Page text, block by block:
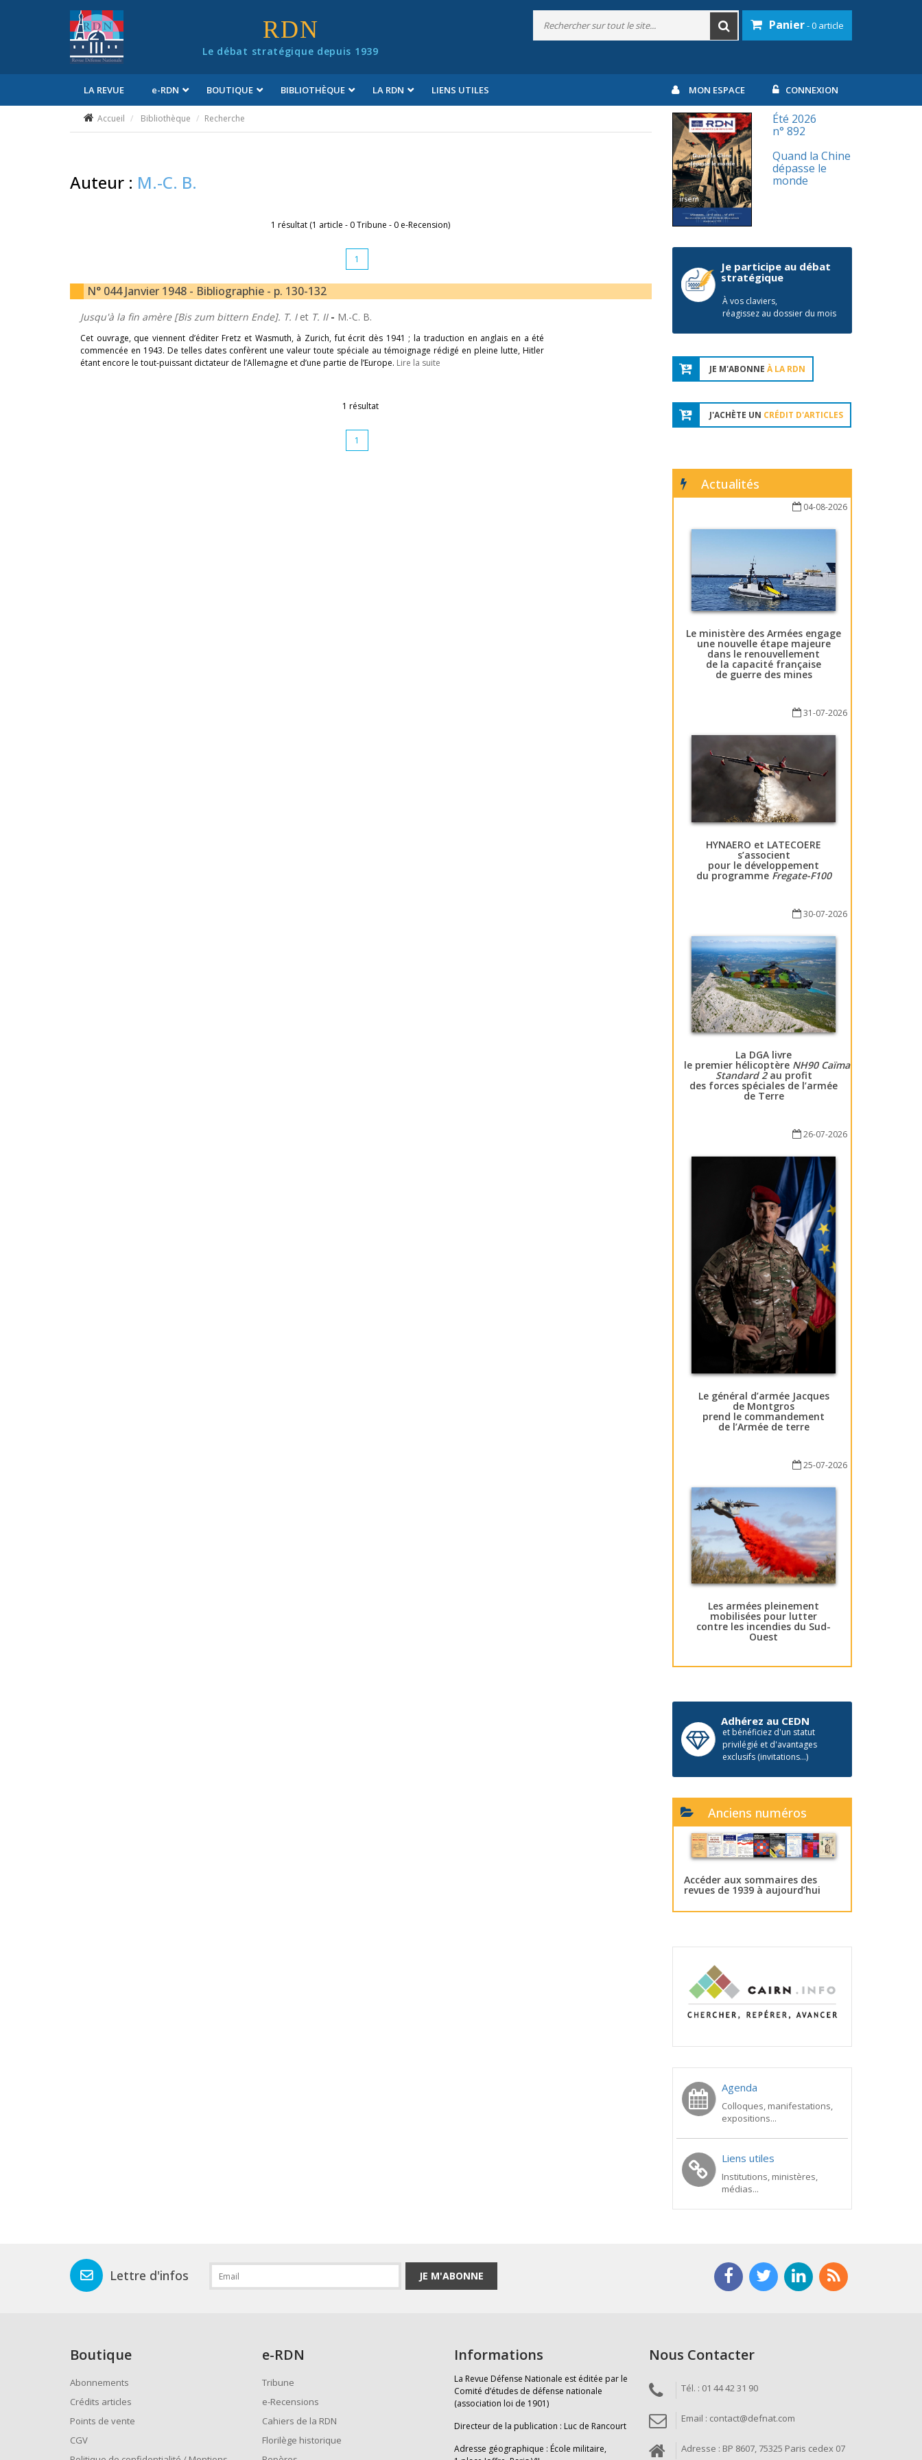
RDN
Le débat stratégique depuis 1939
Panier- 0 article
LA REVUE e-RDN BOUTIQUE BIBLIOTHÈQUE LA RDN LIENS UTILES MON ESPACE CONNEXION
Accueil Bibliothèque Recherche
Auteur : M.-C. B.
1 résultat (1 article - 0 Tribune - 0 e-Recension)
1
N° 044 Janvier 1948 - Bibliographie - p. 130-132
Jusqu'à la fin amère [Bis zum bittern Ende]. T. Iet T. II - M.-C. B.
Cet ouvrage, que viennent d’éditer Fretz et Wasmuth, à Zurich, fut écrit dès 1941 ; la traduction en anglais en a été
commencée en 1943. De telles dates confèrent une valeur toute spéciale au témoignage rédigé en pleine lutte, Hitler
étant encore le tout-puissant dictateur de l’Allemagne et d’une partie de l’Europe. Lire la suite
1 résultat
1
Été 2026
n° 892
Quand la Chine
dépasse le
monde
Je participe au débat
stratégique
À vos claviers,
réagissez au dossier du mois
JE M'ABONNE À LA RDN
J'ACHÈTE UN CRÉDIT D'ARTICLES
Actualités
04-08-2026
Le ministère des Armées engage
une nouvelle étape majeure
dans le renouvellement
de la capacité française
de guerre des mines
31-07-2026
HYNAERO et LATECOERE
s’associent
pour le développement
du programme Fregate-F100
30-07-2026
La DGA livre
le premier hélicoptère NH90 Caïman
Standard 2au profit
des forces spéciales de l’armée
de Terre
26-07-2026
Le général d’armée Jacques
de Montgros
prend le commandement
de l’Armée de terre
25-07-2026
Les armées pleinement
mobilisées pour lutter
contre les incendies du Sud-
Ouest
Adhérez au CEDN
et bénéficiez d'un statut
privilégié et d'avantages
exclusifs (invitations...)
Anciens numéros
Accéder aux sommaires des
revues de 1939 à aujourd’hui
Agenda
Colloques, manifestations,
expositions...
Liens utiles
Institutions, ministères,
médias...
Lettre d'infos JE M'ABONNE
Boutique
Abonnements
Crédits articles
Points de vente
CGV
e-RDN
Tribune
e-Recensions
Cahiers de la RDN
Florilège historique
Informations
La Revue Défense Nationale est éditée par le
Comité d’études de défense nationale
(association loi de 1901)
Directeur de la publication : Luc de Rancourt
Adresse géographique : École militaire,
Nous Contacter
Tél. : 01 44 42 31 90
Email : contact@defnat.com
Adresse : BP 8607, 75325 Paris cedex 07